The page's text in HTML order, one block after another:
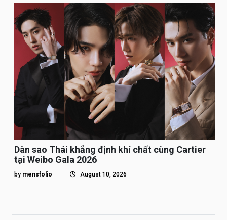
Dàn sao Thái khẳng định khí chất cùng Cartier
tại Weibo Gala 2026
by mensfolio August 10, 2026